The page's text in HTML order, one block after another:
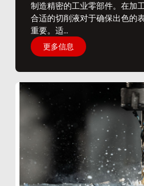
制造精密的工业零部件。在加
合适的切削液对于确保出色的
重要。适...
更多信息